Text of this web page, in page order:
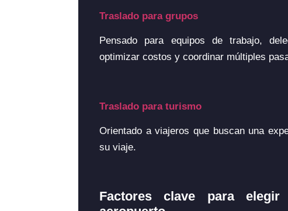
Traslado para grupos
Pensado para equipos de trabajo,
optimizar costos y coordinar múltiples
Traslado para turismo
Orientado a viajeros que buscan una
su viaje.
Factores clave para